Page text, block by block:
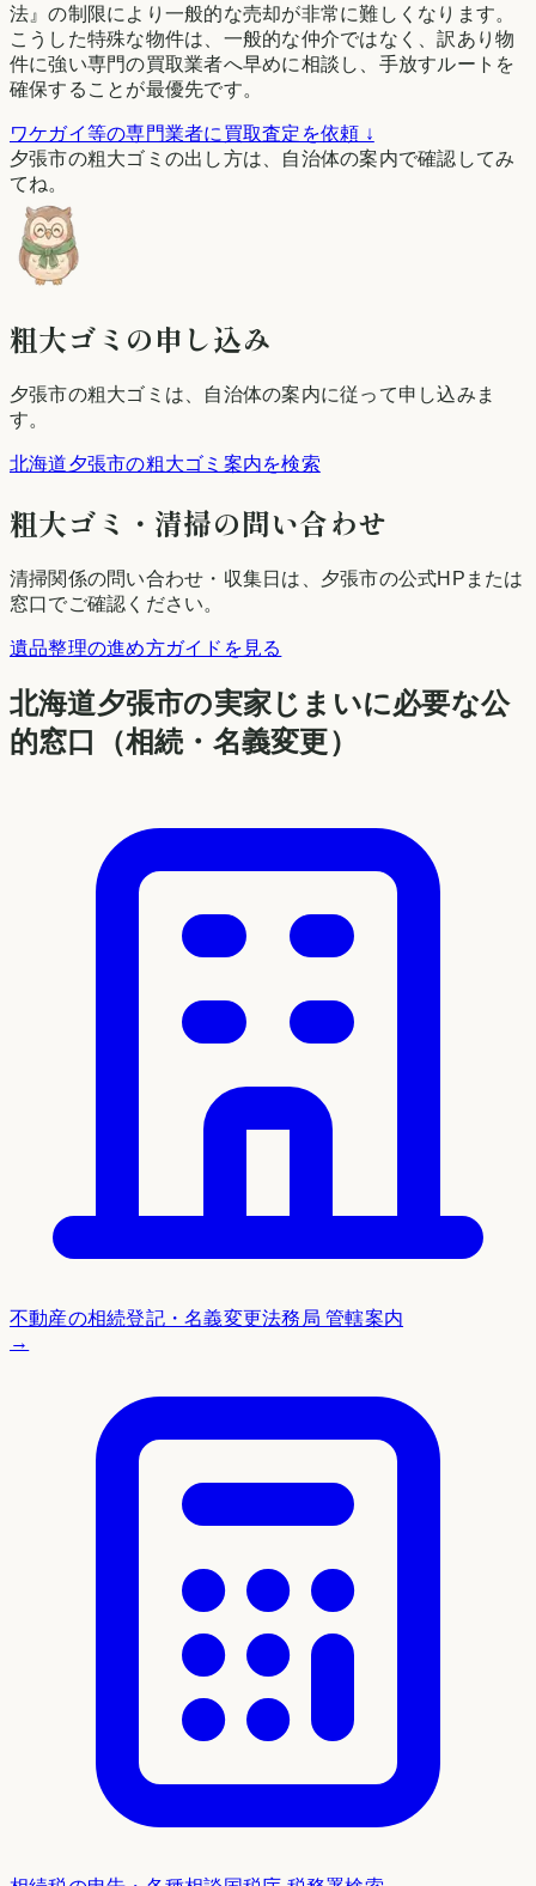
法』の制限により一般的な売却が非常に難しくなります。
こうした特殊な物件は、一般的な仲介ではなく、訳あり物
件に強い専門の買取業者へ早めに相談し、手放すルートを
確保することが最優先です。
ワケガイ等の専門業者に買取査定を依頼 ↓
夕張市の粗大ゴミの出し方は、自治体の案内で確認してみ
てね。
粗大ゴミの申し込み
夕張市の粗大ゴミは、自治体の案内に従って申し込みま
す。
北海道夕張市の粗大ゴミ案内を検索
粗大ゴミ・清掃の問い合わせ
清掃関係の問い合わせ・収集日は、 夕張市の公式HPまたは
窓口でご確認ください。
遺品整理の進め方ガイドを見る
北海道夕張市の実家じまいに必要な公
的窓口（相続・名義変更）
不動産の相続登記・名義変更法務局 管轄案内
→